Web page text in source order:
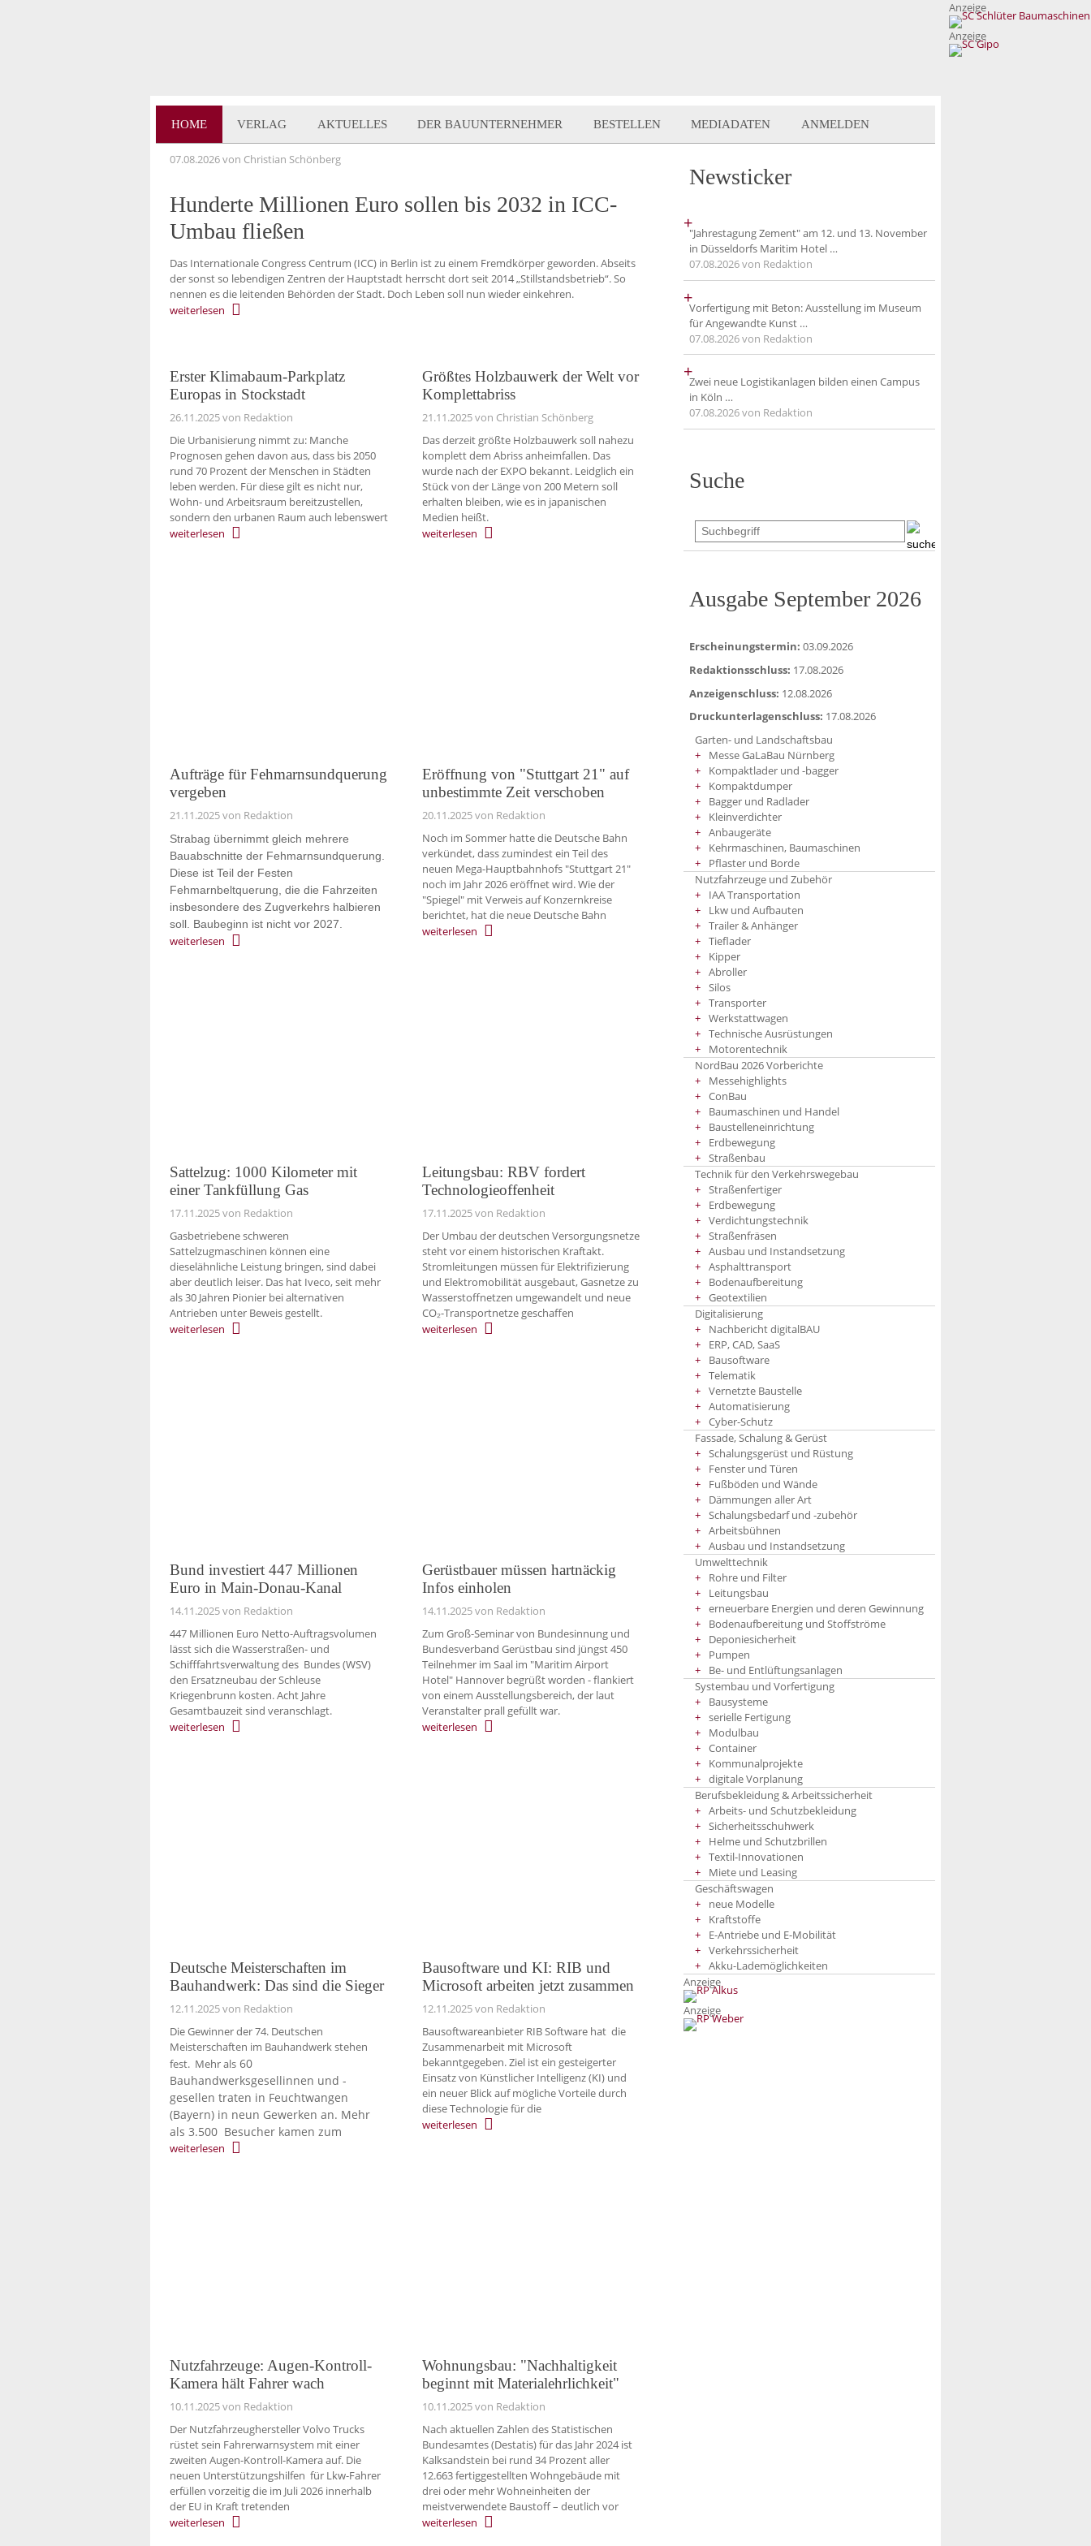
Anzeige
Anzeige
HOME VERLAG AKTUELLES DER BAUUNTERNEHMER BESTELLEN MEDIADATEN ANMELDEN
07.08.2026von Christian Schönberg
Hunderte Millionen Euro sollen bis 2032 in ICC-
Umbau fließen
Das Internationale Congress Centrum (ICC) in Berlin ist zu einem Fremdkörper geworden. Abseits
der sonst so lebendigen Zentren der Hauptstadt herrscht dort seit 2014 „Stillstandsbetrieb“. So
nennen es die leitenden Behörden der Stadt. Doch Leben soll nun wieder einkehren.
weiterlesen
Erster Klimabaum-Parkplatz
Europas in Stockstadt
26.11.2025von Redaktion
Die Urbanisierung nimmt zu: Manche
Prognosen gehen davon aus, dass bis 2050
rund 70 Prozent der Menschen in Städten
leben werden. Für diese gilt es nicht nur,
Wohn- und Arbeitsraum bereitzustellen,
sondern den urbanen Raum auch lebenswert
weiterlesen
Größtes Holzbauwerk der Welt vor
Komplettabriss
21.11.2025von Christian Schönberg
Das derzeit größte Holzbauwerk soll nahezu
komplett dem Abriss anheimfallen. Das
wurde nach der EXPO bekannt. Leidglich ein
Stück von der Länge von 200 Metern soll
erhalten bleiben, wie es in japanischen
Medien heißt.
weiterlesen
Aufträge für Fehmarnsundquerung
vergeben
21.11.2025von Redaktion
Strabag übernimmt gleich mehrere
Bauabschnitte der Fehmarnsundquerung.
Diese ist Teil der Festen
Fehmarnbeltquerung, die die Fahrzeiten
insbesondere des Zugverkehrs halbieren
soll. Baubeginn ist nicht vor 2027.
weiterlesen
Eröffnung von "Stuttgart 21" auf
unbestimmte Zeit verschoben
20.11.2025von Redaktion
Noch im Sommer hatte die Deutsche Bahn
verkündet, dass zumindest ein Teil des
neuen Mega-Hauptbahnhofs "Stuttgart 21"
noch im Jahr 2026 eröffnet wird. Wie der
"Spiegel" mit Verweis auf Konzernkreise
berichtet, hat die neue Deutsche Bahn
weiterlesen
Sattelzug: 1000 Kilometer mit
einer Tankfüllung Gas
17.11.2025von Redaktion
Gasbetriebene schweren
Sattelzugmaschinen können eine
dieselähnliche Leistung bringen, sind dabei
aber deutlich leiser. Das hat Iveco, seit mehr
als 30 Jahren Pionier bei alternativen
Antrieben unter Beweis gestellt.
weiterlesen
Leitungsbau: RBV fordert
Technologieoffenheit
17.11.2025von Redaktion
Der Umbau der deutschen Versorgungsnetze
steht vor einem historischen Kraftakt.
Stromleitungen müssen für Elektrifizierung
und Elektromobilität ausgebaut, Gasnetze zu
Wasserstoffnetzen umgewandelt und neue
CO₂-Transportnetze geschaffen
weiterlesen
Bund investiert 447 Millionen
Euro in Main-Donau-Kanal
14.11.2025von Redaktion
447 Millionen Euro Netto-Auftragsvolumen
lässt sich die Wasserstraßen- und
Schifffahrtsverwaltung des Bundes (WSV)
den Ersatzneubau der Schleuse
Kriegenbrunn kosten. Acht Jahre
Gesamtbauzeit sind veranschlagt.
weiterlesen
Gerüstbauer müssen hartnäckig
Infos einholen
14.11.2025von Redaktion
Zum Groß-Seminar von Bundesinnung und
Bundesverband Gerüstbau sind jüngst 450
Teilnehmer im Saal im "Maritim Airport
Hotel" Hannover begrüßt worden - flankiert
von einem Ausstellungsbereich, der laut
Veranstalter prall gefüllt war.
weiterlesen
Deutsche Meisterschaften im
Bauhandwerk: Das sind die Sieger
12.11.2025von Redaktion
Die Gewinner der 74. Deutschen
Meisterschaften im Bauhandwerk stehen
fest. Mehr als 60
Bauhandwerksgesellinnen und -
gesellen traten in Feuchtwangen
(Bayern) in neun Gewerken an. Mehr
als 3.500 Besucher kamen zum
weiterlesen
Bausoftware und KI: RIB und
Microsoft arbeiten jetzt zusammen
12.11.2025von Redaktion
Bausoftwareanbieter RIB Software hat die
Zusammenarbeit mit Microsoft
bekanntgegeben. Ziel ist ein gesteigerter
Einsatz von Künstlicher Intelligenz (KI) und
ein neuer Blick auf mögliche Vorteile durch
diese Technologie für die
weiterlesen
Nutzfahrzeuge: Augen-Kontroll-
Kamera hält Fahrer wach
10.11.2025von Redaktion
Der Nutzfahrzeughersteller Volvo Trucks
rüstet sein Fahrerwarnsystem mit einer
zweiten Augen-Kontroll-Kamera auf. Die
neuen Unterstützungshilfen für Lkw-Fahrer
erfüllen vorzeitig die im Juli 2026 innerhalb
der EU in Kraft tretenden
weiterlesen
Wohnungsbau: "Nachhaltigkeit
beginnt mit Materialehrlichkeit"
10.11.2025von Redaktion
Nach aktuellen Zahlen des Statistischen
Bundesamtes (Destatis) für das Jahr 2024 ist
Kalksandstein bei rund 34 Prozent aller
12.663 fertiggestellten Wohngebäude mit
drei oder mehr Wohneinheiten der
meistverwendete Baustoff – deutlich vor
weiterlesen
Newsticker
+"Jahrestagung Zement" am 12. und 13. November
in Düsseldorfs Maritim Hotel …
07.08.2026von Redaktion
+Vorfertigung mit Beton: Ausstellung im Museum
für Angewandte Kunst …
07.08.2026von Redaktion
+Zwei neue Logistikanlagen bilden einen Campus
in Köln …
07.08.2026von Redaktion
Suche
Ausgabe September 2026
Erscheinungstermin: 03.09.2026
Redaktionsschluss: 17.08.2026
Anzeigenschluss: 12.08.2026
Druckunterlagenschluss: 17.08.2026
Garten- und Landschaftsbau
Messe GaLaBau Nürnberg
Kompaktlader und -bagger
Kompaktdumper
Bagger und Radlader
Kleinverdichter
Anbaugeräte
Kehrmaschinen, Baumaschinen
Pflaster und Borde
Nutzfahrzeuge und Zubehör
IAA Transportation
Lkw und Aufbauten
Trailer & Anhänger
Tieflader
Kipper
Abroller
Silos
Transporter
Werkstattwagen
Technische Ausrüstungen
Motorentechnik
NordBau 2026 Vorberichte
Messehighlights
ConBau
Baumaschinen und Handel
Baustelleneinrichtung
Erdbewegung
Straßenbau
Technik für den Verkehrswegebau
Straßenfertiger
Erdbewegung
Verdichtungstechnik
Straßenfräsen
Ausbau und Instandsetzung
Asphalttransport
Bodenaufbereitung
Geotextilien
Digitalisierung
Nachbericht digitalBAU
ERP, CAD, SaaS
Bausoftware
Telematik
Vernetzte Baustelle
Automatisierung
Cyber-Schutz
Fassade, Schalung & Gerüst
Schalungsgerüst und Rüstung
Fenster und Türen
Fußböden und Wände
Dämmungen aller Art
Schalungsbedarf und -zubehör
Arbeitsbühnen
Ausbau und Instandsetzung
Umwelttechnik
Rohre und Filter
Leitungsbau
erneuerbare Energien und deren Gewinnung
Bodenaufbereitung und Stoffströme
Deponiesicherheit
Pumpen
Be- und Entlüftungsanlagen
Systembau und Vorfertigung
Bausysteme
serielle Fertigung
Modulbau
Container
Kommunalprojekte
digitale Vorplanung
Berufsbekleidung & Arbeitssicherheit
Arbeits- und Schutzbekleidung
Sicherheitsschuhwerk
Helme und Schutzbrillen
Textil-Innovationen
Miete und Leasing
Geschäftswagen
neue Modelle
Kraftstoffe
E-Antriebe und E-Mobilität
Verkehrssicherheit
Akku-Lademöglichkeiten
Anzeige
Anzeige